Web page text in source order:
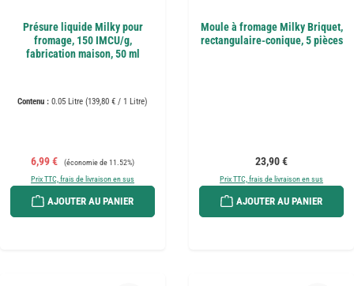
Présure liquide Milky pour
fromage, 150 IMCU/g,
fabrication maison, 50 ml
Contenu : 0.05 Litre (139,80 € / 1 Litre)
Prix de vente :
6,99 € Prix régulier :
(économie de 11.52%)
Prix TTC, frais de livraison en sus
AJOUTER AU PANIER
Moule à fromage Milky Briquet,
rectangulaire-conique, 5 pièces
Prix régulier :
23,90 €
Prix TTC, frais de livraison en sus
AJOUTER AU PANIER